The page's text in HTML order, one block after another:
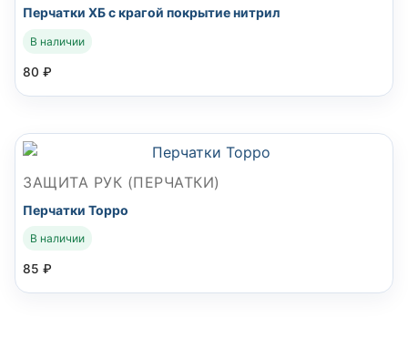
Перчатки ХБ с крагой покрытие нитрил
В наличии
80 ₽
ЗАЩИТА РУК (ПЕРЧАТКИ)
Перчатки Торро
В наличии
85 ₽